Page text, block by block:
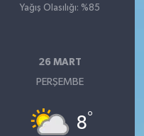
Yağış Olasılığı: %85
26 MART
PERŞEMBE
8°